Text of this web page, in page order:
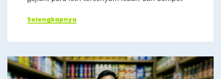
Selengkapnya